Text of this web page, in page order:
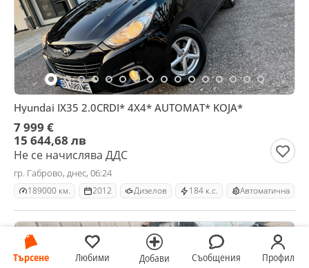
Търсене Любими Добави Съобщения Профил
Hyundai IX35 2.0CRDI* 4X4* AUTOMAT* KOJA*
7 999 €
15 644,68 лв
Не се начислява ДДС
гр. Габрово, днес, 06:24
189000 км. 2012 Дизелов 184 к.с. Автоматична
ПРОМО